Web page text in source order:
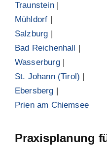
Traunstein|
Mühldorf |
Salzburg |
Bad Reichenhall |
Wasserburg|
St. Johann (Tirol) |
Ebersberg |
Prien am Chiemsee
Praxisplanung